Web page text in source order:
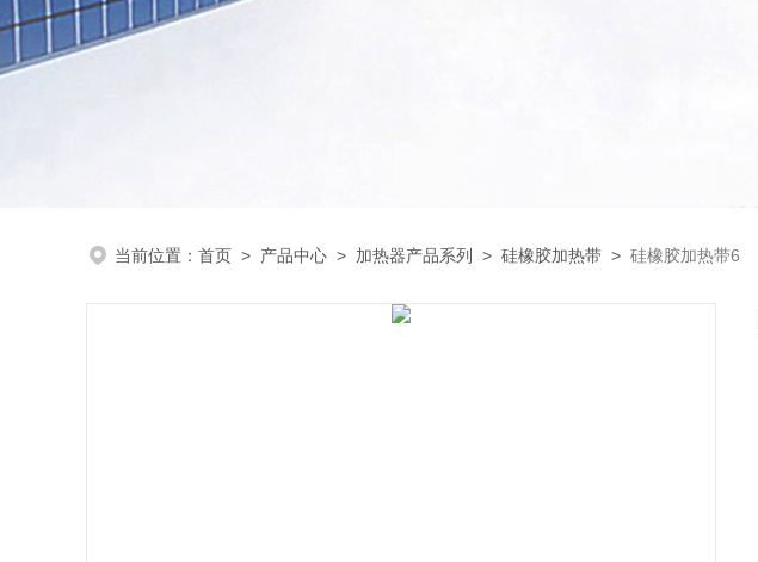
当前位置： 首页 > 产品中心 > 加热器产品系列 > 硅橡胶加热带 > 硅橡胶加热带6